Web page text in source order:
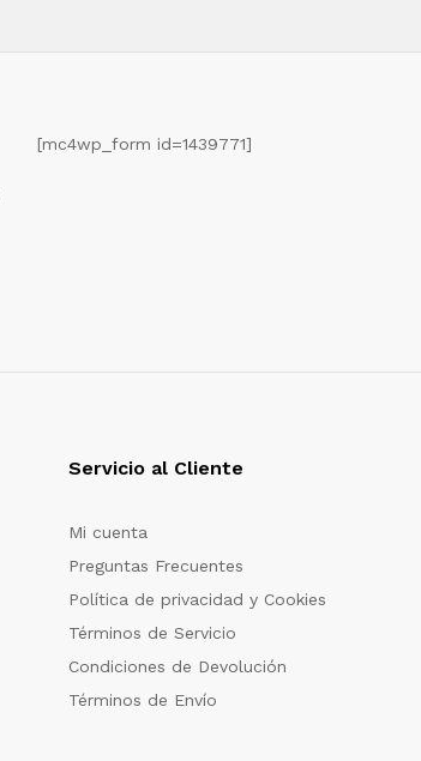
[mc4wp_form id=1439771]
Servicio al Cliente
Mi cuenta
Preguntas Frecuentes
Política de privacidad y Cookies
Términos de Servicio
Condiciones de Devolución
Términos de Envío